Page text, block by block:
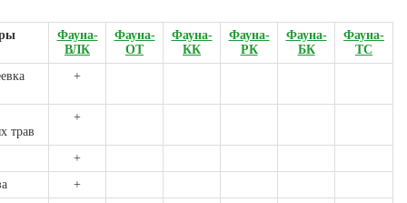
Фауна-
ВЛК
Фауна-
ОТ
Фауна-
КК
Фауна-
РК
Фауна-
БК
Фауна-
ТС
+
трав
+
+
+